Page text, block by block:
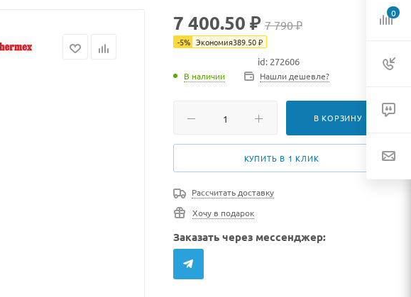
7 400.50 ₽ 7 790 ₽
-5% Экономия389.50₽
id: 272606
В наличии Нашли дешевле?
В КОРЗИНУ
КУПИТЬ В 1 КЛИК
Рассчитать доставку
Хочу в подарок
Заказать через мессенджер:
0